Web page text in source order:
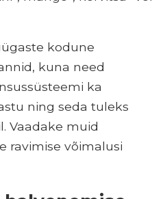
kodune
kuna need
ka
ning seda tuleks
Vaadake muid
ravimise võimalusi